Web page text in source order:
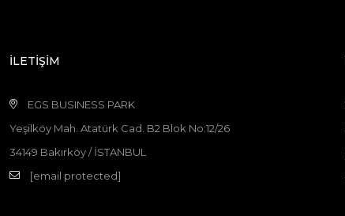
İLETİŞİM
EGS BUSINESS PARK
Yeşilköy Mah. Atatürk Cad. B2 Blok No:12/26
34149 Bakırköy / İSTANBUL
[email protected]